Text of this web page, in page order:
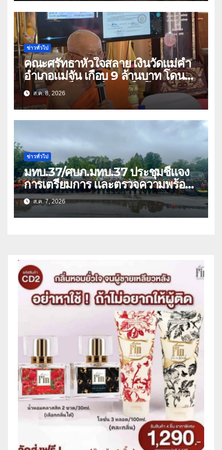
ข่าวทั่วไป
คณะศรัทธาหัวใจสลาย เงินวัดแม่คำ
อำเภอแม่จัน เกือบ 9 ล้านบาท โดน
แก๊งคอลเซ็นเตอร์หลอกให้โอนข้ามปีก
ว่า 66 บัญชี
ส.ค. 8, 2026
ข่าวทั่วไป
มทบ.37/ศบภ.มทบ.37 ประชุมชี้แจง
การเตรียมการ และตรวจความพร้อม
ด้านการบรรเทาสาธารณภัย
ส.ค. 7, 2026